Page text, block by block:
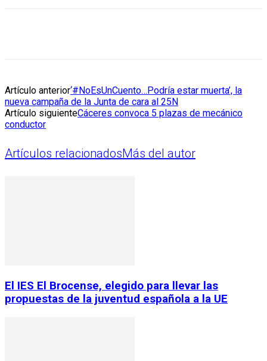
Artículo anterior‘#NoEsUnCuento…Podría estar muerta’, la
nueva campaña de la Junta de cara al 25N
Artículo siguienteCáceres convoca 5 plazas de mecánico
conductor
Artículos relacionadosMás del autor
El IES El Brocense, elegido para llevar las
propuestas de la juventud española a la UE